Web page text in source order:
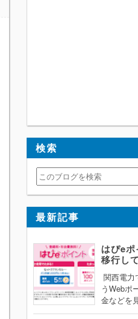
検索
最新記事
はぴe
移行し
関西電力
うWebポ
金などを